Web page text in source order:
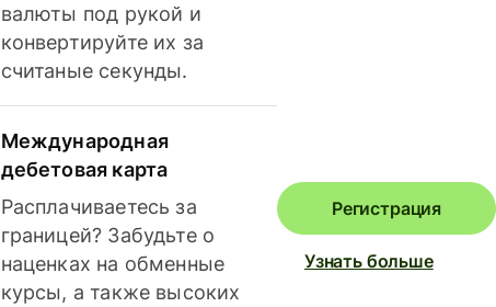
валюты под рукой и
конвертируйте их за
считаные секунды.
Международная
дебетовая карта
Расплачиваетесь за
границей? Забудьте о
наценках на обменные
курсы, а также высоких
Регистрация
Узнать больше